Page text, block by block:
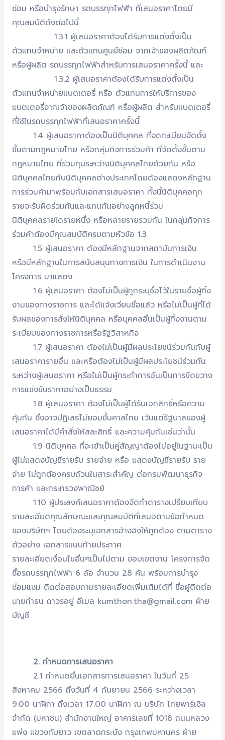
ซ่อม หรือบำรุงรักษา รถบรรทุกไฟฟ้า ที่เสนอราคาโดยมี
คุณสมบัติดังต่อไปนี้
1.3.1 ผู้เสนอราคาต้องได้รับการแต่งตั้งเป็น
ตัวแทนจำหน่าย และตัวแทนศูนย์ซ่อม จากเจ้าของผลิตภัณฑ์
หรือผู้ผลิต รถบรรทุกไฟฟ้าสำหรับการเสนอราคาครั้งนี้ และ
1.3.2 ผู้เสนอราคาต้องได้รับการแต่งตั้งเป็น
ตัวแทนจำหน่ายแบตเตอรี่ หรือ ตัวแทนการให้บริการของ
แบตเตอรี่จากเจ้าของผลิตภัณฑ์ หรือผู้ผลิต สำหรับแบตเตอรี่
ที่ใช้ในรถบรรทุกไฟฟ้าที่เสนอราคาครั้งนี้
1.4 ผู้เสนอราคาต้องเป็นนิติบุคคล ที่จดทะเบียนจัดตั้ง
ขึ้นตามกฎหมายไทย หรือกลุ่มกิจการร่วมค้า ที่จัดตั้งขึ้นตาม
กฎหมายไทย ที่ร่วมทุนระหว่างนิติบุคคลไทยด้วยกัน หรือ
นิติบุคคลไทยกับนิติบุคคลต่างประเทศโดยต้องแสดงหลักฐาน
การร่วมค้ามาพร้อมกับเอกสารเสนอราคา ทั้งนี้นิติบุคคลทุก
รายจะรับผิดร่วมกันและแทนกันอย่างลูกหนี้ร่วม
​นิติบุคคลรายใดรายหนึ่ง หรือหลายรายรวมกัน ในกลุ่มกิจการ
ร่วมค้าต้องมีคุณสมบัติครบตามหัวข้อ 1.3
1.5 ผู้เสนอราคา ต้องมีหลักฐานจากสถาบันการเงิน
หรือมีหลักฐานในการสนับสนุนทางการเงิน ในการดำเนินงาน
โครงการ มาแสดง
1.6 ผู้เสนอราคา ต้องไม่เป็นผู้ถูกระบุชื่อไว้ในรายชื่อผู้ทิ้ง
งานของทางราชการ และได้แจ้งเวียนชื่อแล้ว หรือไม่เป็นผู้ที่ได้
รับผลของการสั่งให้นิติบุคคล หรือบุคคลอื่นเป็นผู้ทิ้งงานตาม
ระเบียบของทางราชการหรือรัฐวิสาหกิจ
1.7 ผู้เสนอราคา ต้องไม่เป็นผู้มีผลประโยชน์ร่วมกันกับผู้
เสนอราคารายอื่น และหรือต้องไม่เป็นผู้มีผลประโยชน์ร่วมกัน
ระหว่างผู้เสนอราคา หรือไม่เป็นผู้กระทำการอันเป็นการขัดขวาง
การแข่งขันราคาอย่างเป็นธรรม
1.8 ผู้เสนอราคา ต้องไม่เป็นผู้ได้รับเอกสิทธิ์หรือความ
คุ้มกัน ซึ่งอาจปฏิเสธไม่ยอมขึ้นศาลไทย เว้นแต่รัฐบาลของผู้
เสนอราคาได้มีคำสั่งให้สละสิทธิ์ และความคุ้มกันเช่นว่านั้น
1.9 นิติบุคคล ที่จะเข้าเป็นคู่สัญญาต้องไม่อยู่ในฐานะเป็น
ผู้ไม่แสดงบัญชีรายรับ รายจ่าย หรือ แสดงบัญชีรายรับ ราย
จ่าย ไม่ถูกต้องครบถ้วนในสาระสำคัญ ต่อกรมพัฒนาธุรกิจ
การค้า และกระทรวงพาณิชย์
1.10 ผู้ประสงค์เสนอราคาต้องจัดทำตารางเปรียบเทียบ
รายละเอียดคุณลักษณะและคุณสมบัติที่เสนอตามข้อกำหนด
ของบริษัทฯ โดยต้องระบุเอกสารอ้างอิงให้ถูกต้อง ตามตาราง
ตัวอย่าง เอกสารแนบท้ายประกาศ
รายละเอียดเงื่อนไขอื่นๆเป็นไปตาม ขอบเขตงาน โครงการจัด
ซื้อรถบรรทุกไฟฟ้า 6 ล้อ จำนวน 28 คัน พร้อมการบำรุง
ซ่อมแซม ติดต่อสอบถามรายละเอียดเพิ่มเติมได้ที่ ชื่อผู้ติดต่อ
นายกำธน ถาวรอยู่ อีเมล kumthon.tha@gmail.com ฝ่าย
บัญชี
2. กำหนดการเสนอราคา
2.1 กำหนดยื่นเอกสารการเสนอราคา ในวันที่ 25
สิงหาคม 2566 ถึงวันที่ 4 กันยายน 2566 ระหว่างเวลา
9.00 นาฬิกา ถึงเวลา 17.00 นาฬิกา ณ บริษัท ไทยพาร์เซิล
จำกัด (มหาชน) สำนักงานใหญ่ อาคารเลขที่ 1018 ถนนหลวง
แพ่ง แขวงทับยาว เขตลาดกระบัง กรุงเทพมหานคร ฝ่าย